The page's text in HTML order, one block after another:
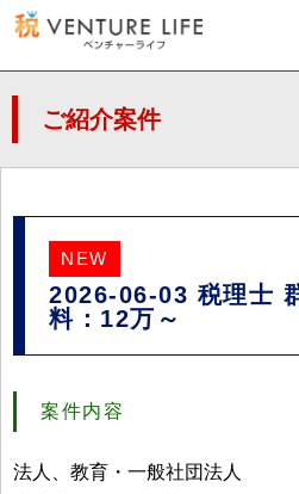
ご紹介案件
NEW
2026-06-03 税理士
料：12万～
案件内容
法人、教育・一般社団法人